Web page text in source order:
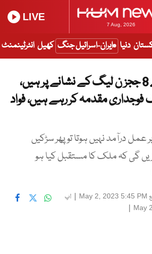
7 Aug, 2026
LIVE
دنیا ایران-اسرائیل جنگ کھیل انٹرٹینمنٹ
سپریم کورٹ کے 8 ججز ن لیگ کے نشانے پر ہیں،
فوجداری مقدمہ کر رہے ہیں، فواد
عمل درآمد نہیں ہوتا تو پھر سڑکیں
گی کہ ملک کا مستقبل کیا ہو
May 2, 2023 5:45 PM
| اپ
May
|